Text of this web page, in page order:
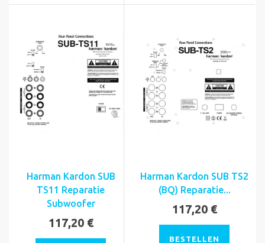
Harman Kardon SUB
TS11 Reparatie
Subwoofer
117,20 €
Harman Kardon SUB TS2
(BQ) Reparatie...
117,20 €
BESTELLEN